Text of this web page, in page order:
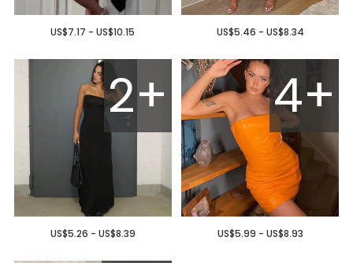
US$7.17 - US$10.15 US$5.46 - US$8.34
2+
US$5.26 - US$8.39
4+
US$5.99 - US$8.93